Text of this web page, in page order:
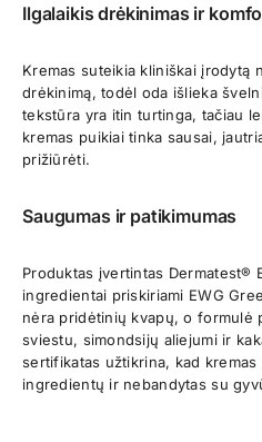
Ilgalaikis drėkinimas ir
Kremas suteikia kliniškai įrodytą
drėkinimą, todėl oda išlieka
tekstūra yra itin turtinga, tačiau
kremas puikiai tinka sausai,
prižiūrėti.
Saugumas ir patikimumas
Produktas įvertintas Dermatest®
ingredientai priskiriami EWG
nėra pridėtinių kvapų, o formulė
sviestu, simondsijų aliejumi ir
sertifikatas užtikrina, kad
ingredientų ir nebandytas su